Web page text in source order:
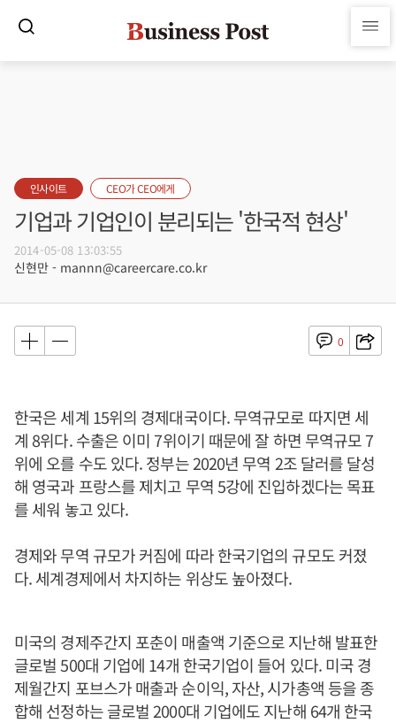
인사이트 CEO가 CEO에게
기업과 기업인이 분리되는 '한국적 현상'
2014-05-08 13:03:55
신현만 - mannn@careercare.co.kr
0
한국은 세계 15위의 경제대국이다. 무역규모로 따지면 세
계 8위다. 수출은 이미 7위이기 때문에 잘 하면 무역규모 7
위에 오를 수도 있다. 정부는 2020년 무역 2조 달러를 달성
해 영국과 프랑스를 제치고 무역 5강에 진입하겠다는 목표
를 세워 놓고 있다.
경제와 무역 규모가 커짐에 따라 한국기업의 규모도 커졌
다. 세계경제에서 차지하는 위상도 높아졌다.
미국의 경제주간지 포춘이 매출액 기준으로 지난해 발표한
글로벌 500대 기업에 14개 한국기업이 들어 있다. 미국 경
제월간지 포브스가 매출과 순이익, 자산, 시가총액 등을 종
합해 선정하는 글로벌 2000대 기업에도 지난해 64개 한국